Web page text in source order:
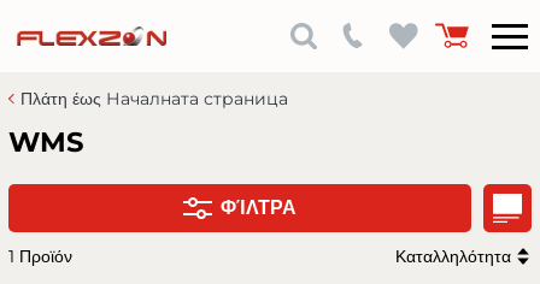
Πλάτη έως Началната страница
WMS
ΦΊΛΤΡΑ
1 Προϊόν Καταλληλότητα